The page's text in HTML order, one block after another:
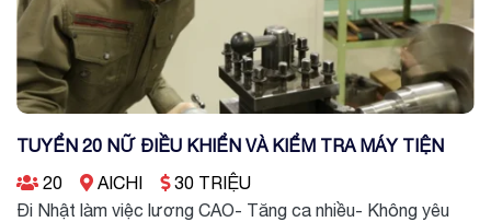
TUYỂN 20 NỮ ĐIỀU KHIỂN VÀ KIỂM TRA MÁY TIỆN
20
AICHI
30 TRIỆU
Đi Nhật làm việc lương CAO- Tăng ca nhiều- Không yêu